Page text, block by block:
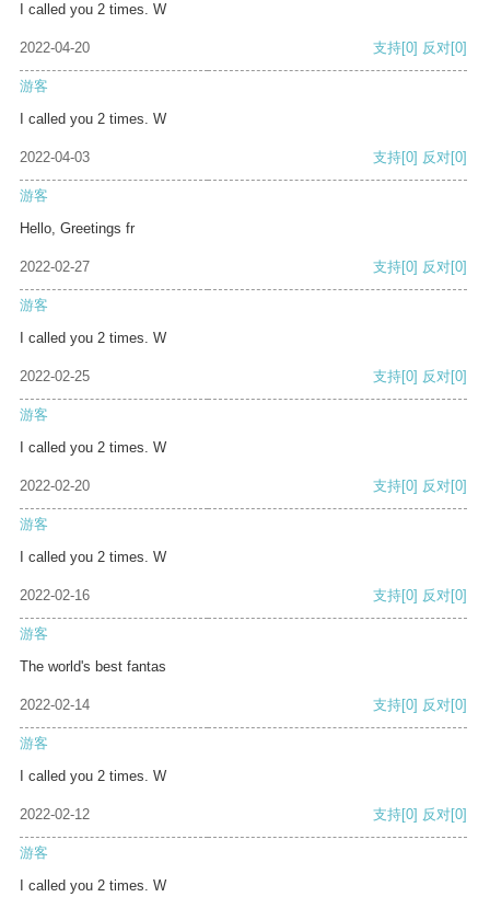
I called you 2 times. W
2022-04-20 支持[0] 反对[0]
游客
I called you 2 times. W
2022-04-03 支持[0] 反对[0]
游客
Hello, Greetings fr
2022-02-27 支持[0] 反对[0]
游客
I called you 2 times. W
2022-02-25 支持[0] 反对[0]
游客
I called you 2 times. W
2022-02-20 支持[0] 反对[0]
游客
I called you 2 times. W
2022-02-16 支持[0] 反对[0]
游客
The world's best fantas
2022-02-14 支持[0] 反对[0]
游客
I called you 2 times. W
2022-02-12 支持[0] 反对[0]
游客
I called you 2 times. W